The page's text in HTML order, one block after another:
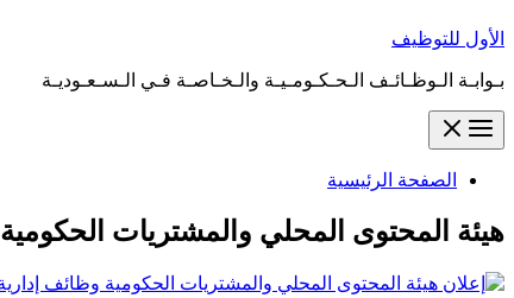
الأول للتوظيف
بـوابـة الـوظـائـف الـحـكـومـيـة والـخـاصـة فـي الـسـعـوديـة
الصفحة الرئيسية
هيئة المحتوى المحلي والمشتريات الحكومية